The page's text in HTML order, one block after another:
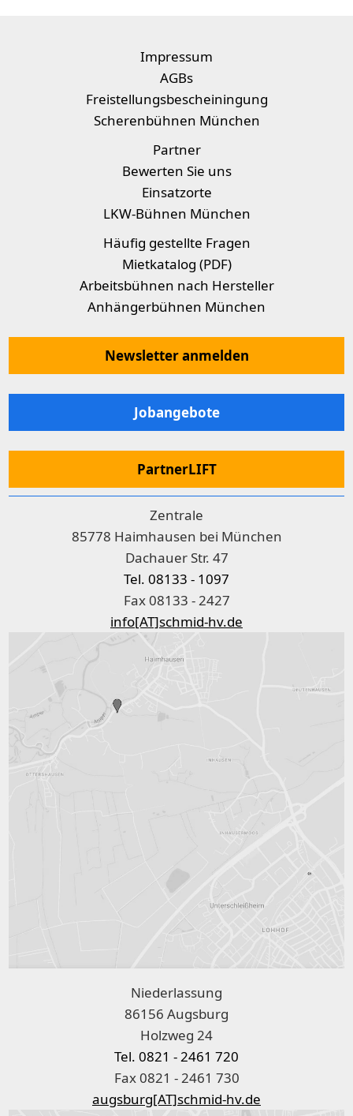
Impressum
AGBs
Freistellungsbescheiningung
Scherenbühnen München
Partner
Bewerten Sie uns
Einsatzorte
LKW-Bühnen München
Häufig gestellte Fragen
Mietkatalog (PDF)
Arbeitsbühnen nach Hersteller
Anhängerbühnen München
Newsletter anmelden
Jobangebote
PartnerLIFT
Zentrale
85778 Haimhausen bei München
Dachauer Str. 47
Tel. 08133 - 1097
Fax 08133 - 2427
info[AT]schmid-hv.de
Niederlassung
86156 Augsburg
Holzweg 24
Tel. 0821 - 2461 720
Fax 0821 - 2461 730
augsburg[AT]schmid-hv.de